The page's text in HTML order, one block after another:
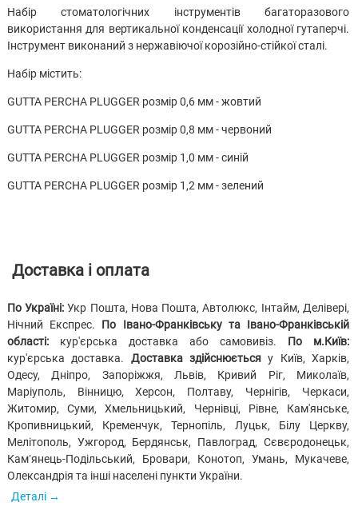
Набір стоматологічних інструментів багаторазового
використання для вертикальної конденсації холодної гутаперчі.
Інструмент виконаний з нержавіючої корозійно-стійкої сталі.
Набір містить:
GUTTA PERCHA PLUGGER розмір 0,6 мм - жовтий
GUTTA PERCHA PLUGGER розмір 0,8 мм - червоний
GUTTA PERCHA PLUGGER розмір 1,0 мм - синій
GUTTA PERCHA PLUGGER розмір 1,2 мм - зелений
Доставка і оплата
По Україні: Укр Пошта, Нова Пошта, Автолюкс, Інтайм, Делівері,
Нічний Експрес. По Івано-Франківську та Івано-Франківській
області:кур'єрська доставка або самовивіз. По м.Київ:
кур'єрська доставка. Доставка здійснюєтьсяу Київ, Харків,
Одесу, Дніпро, Запоріжжя, Львів, Кривий Ріг, Миколаїв,
Маріуполь, Вінницю, Херсон, Полтаву, Чернігів, Черкаси,
Житомир, Суми, Хмельницький, Чернівці, Рівне, Кам'янське,
Кропивницький, Кременчук, Тернопіль, Луцьк, Білу Церкву,
Мелітополь, Ужгород, Бердянськ, Павлоград, Сєвєродонецьк,
Кам’янець-Подільський, Бровари, Конотоп, Умань, Мукачеве,
Олександрія та інші населені пункти України.
Деталі